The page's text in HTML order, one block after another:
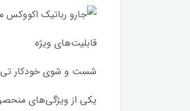
قابلیت‌های ویژه
شست و شوی خودکار تی